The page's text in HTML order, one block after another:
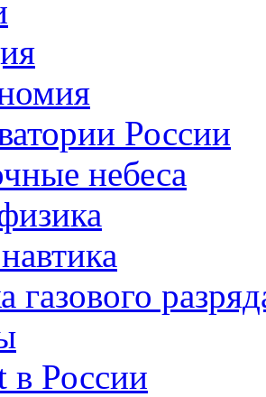
России
небеса
газового
в России